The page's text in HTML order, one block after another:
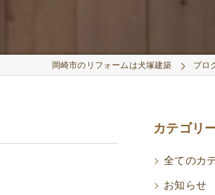
岡崎市のリフォームは犬塚建築 ブロ
カテゴリ
全てのカ
お知らせ